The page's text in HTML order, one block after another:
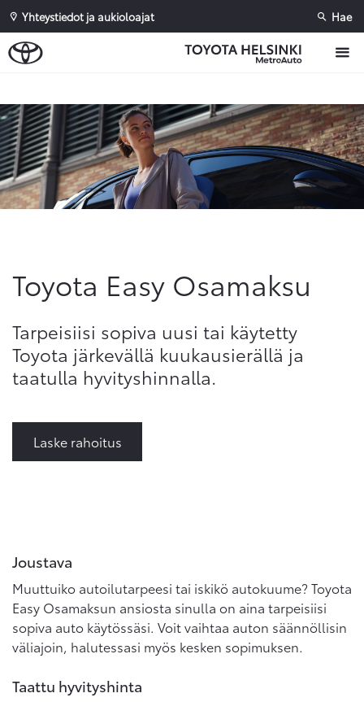
Yhteystiedot ja aukioloajat Hae
Toyota Easy Osamaksu
Tarpeisiisi sopiva uusi tai käytetty
Toyota järkevällä kuukausierällä ja
taatulla hyvityshinnalla.
Laske rahoitus
Joustava
Muuttuiko autoilutarpeesi tai iskikö autokuume? Toyota
Easy Osamaksun ansiosta sinulla on aina tarpeisiisi
sopiva auto käytössäsi. Voit vaihtaa auton säännöllisin
väliajoin, halutessasi myös kesken sopimuksen.
Taattu hyvityshinta